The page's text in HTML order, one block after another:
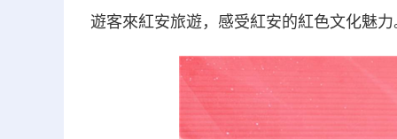
遊客來紅安旅遊，感受紅安的紅色文化魅力